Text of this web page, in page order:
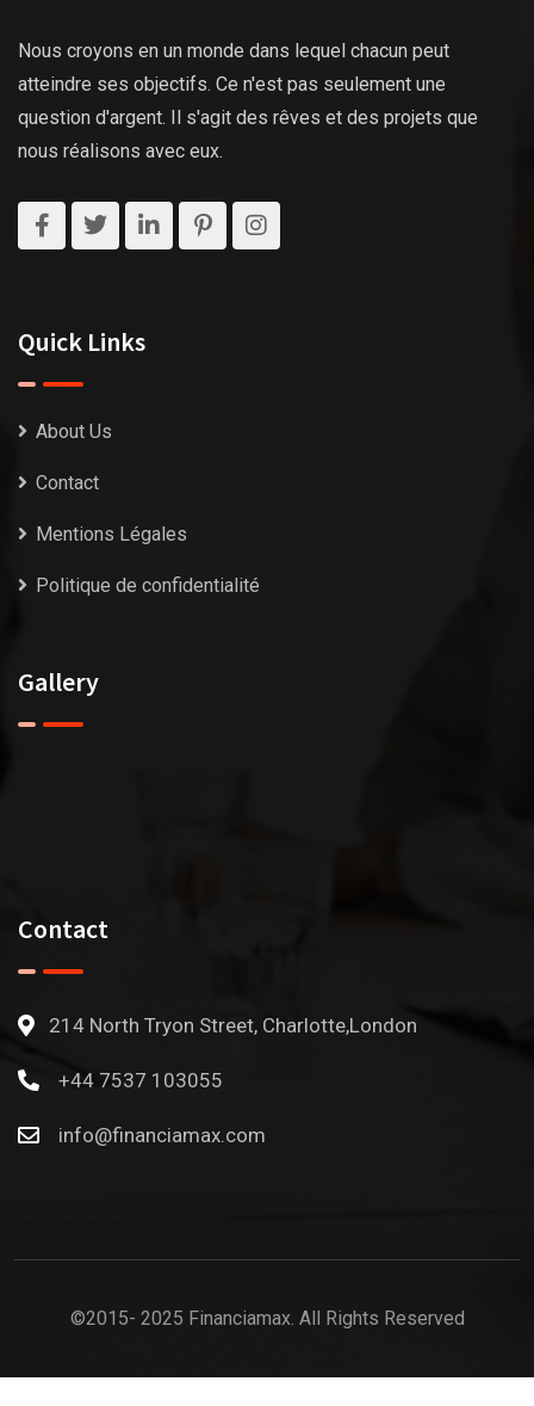
Nous croyons en un monde dans lequel chacun peut
atteindre ses objectifs. Ce n'est pas seulement une
question d'argent. Il s'agit des rêves et des projets que
nous réalisons avec eux.
Quick Links
About Us
Contact
Mentions Légales
Politique de confidentialité
Gallery
Contact
214 North Tryon Street, Charlotte,London
+44 7537 103055
info@financiamax.com
©2015- 2025 Financiamax. All Rights Reserved